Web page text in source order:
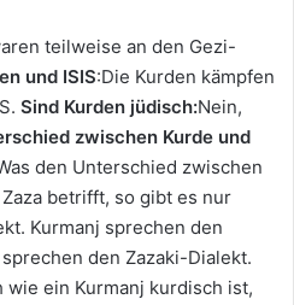
teilweise an den Gezi-
und ISIS:Die Kurden kämpfen
Sind Kurden jüdisch:Nein,
zwischen Kurde und
den Unterschied zwischen
betrifft, so gibt es nur
Kurmanj sprechen den
den Zazaki-Dialekt.
wie ein Kurmanj kurdisch ist,